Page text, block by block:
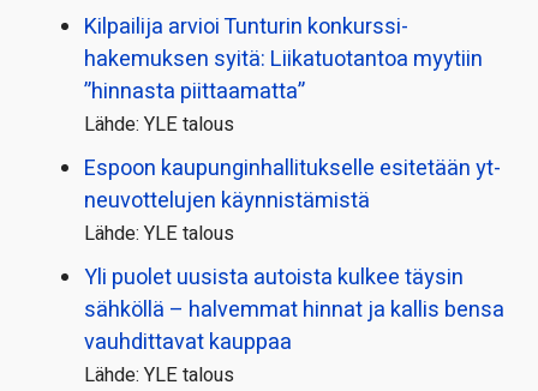
Kilpailija arvioi Tunturin konkurssi­
hakemuksen syitä: Liikatuotantoa myytiin
”hinnasta piittaamatta”
Lähde: YLE talous
Espoon kaupungin­hallitukselle esitetään yt-
neuvottelujen käynnistämistä
Lähde: YLE talous
Yli puolet uusista autoista kulkee täysin
sähköllä – halvemmat hinnat ja kallis bensa
vauhdittavat kauppaa
Lähde: YLE talous